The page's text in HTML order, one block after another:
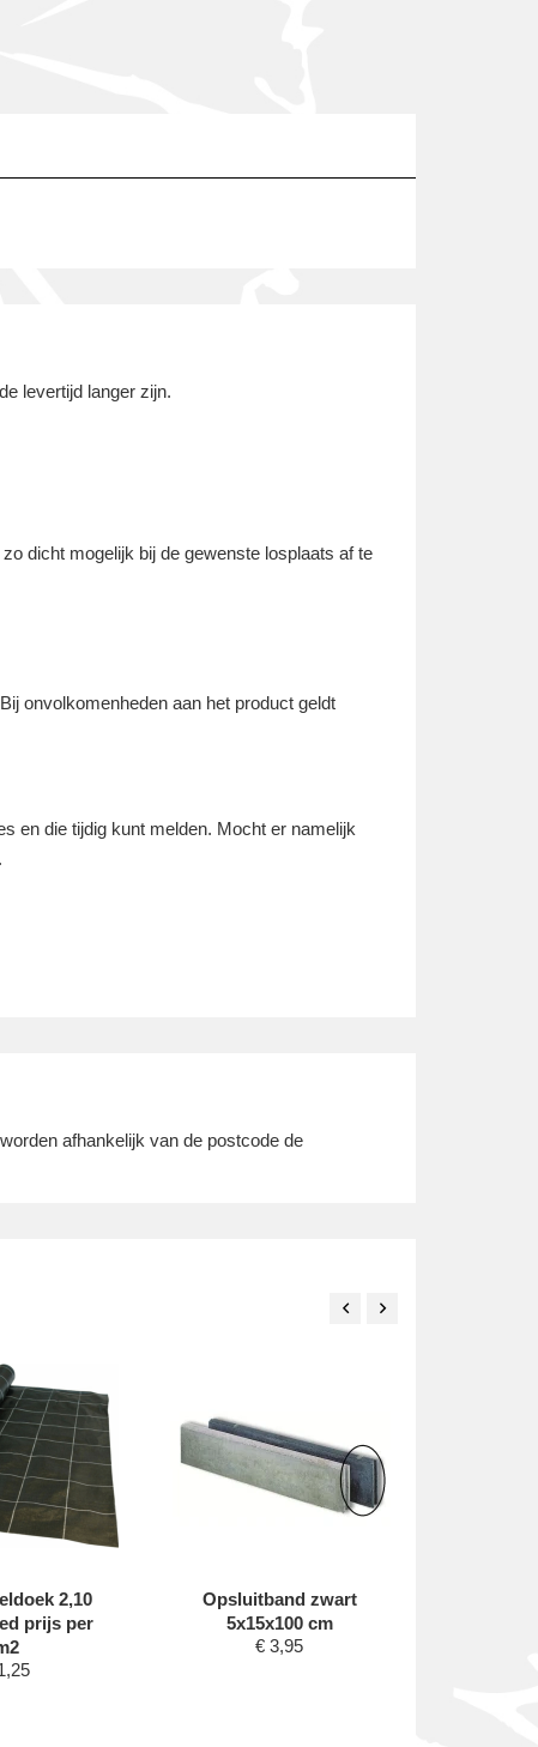
levertijd langer zijn.
dicht mogelijk bij de gewenste losplaats af te
onvolkomenheden aan het product geldt
en die tijdig kunt melden. Mocht er namelijk
afhankelijk van de postcode de
2,10
prijs per
Opsluitband zwart
5x15x100 cm
€ 3,95